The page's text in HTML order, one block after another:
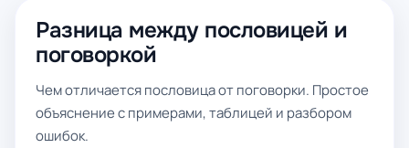
Разница между пословицей и
поговоркой
Чем отличается пословица от поговорки. Простое
объяснение с примерами, таблицей и разбором
ошибок.